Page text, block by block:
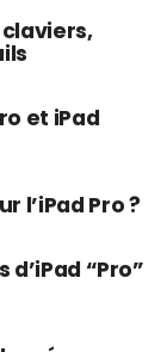
et iPad
l’iPad Pro ?
“Pro”